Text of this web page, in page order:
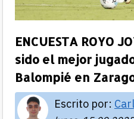
ENCUESTA ROYO
sido el mejor
Balompié en
Escrito por: